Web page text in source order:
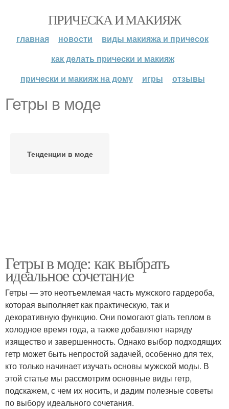
ПРИЧЕСКА И МАКИЯЖ
главная новости
виды макияжа и причесок
как делать прически и макияж
прически и макияж на дому
игры отзывы
Гетры в моде
Тенденции в моде
Гетры в моде: как выбрать
идеальное сочетание
Гетры — это неотъемлемая часть мужского гардероба,
которая выполняет как практическую, так и
декоративную функцию. Они помогают giать теплом в
холодное время года, а также добавляют наряду
изящество и завершенность. Однако выбор подходящих
гетр может быть непростой задачей, особенно для тех,
кто только начинает изучать основы мужской моды. В
этой статье мы рассмотрим основные виды гетр,
подскажем, с чем их носить, и дадим полезные советы
по выбору идеального сочетания.